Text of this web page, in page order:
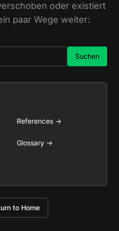
oder existiert
paar Wege weiter:
Suchen
References →
Glossary →
to Home